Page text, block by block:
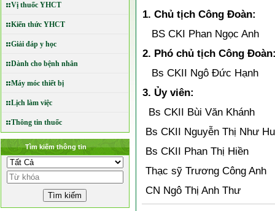
Vị thuốc YHCT
Kiến thức YHCT
Giải đáp y học
Dành cho bệnh nhân
Máy móc thiết bị
Lịch làm việc
Thông tin thuốc
Tìm kiếm thông tin
1. Chủ tịch Công Đoàn:
BS CKI Phan Ngọc Anh
2. Phó chủ tịch Công
Bs CKII Ngô Đức Hạnh
3. Ủy viên:
Bs CKII Bùi Văn Khánh
Bs CKII Nguyễn Thị Như
Bs CKII Phan Thị Hiền
Thạc sỹ Trương Công Anh
CN Ngô Thị Anh Thư